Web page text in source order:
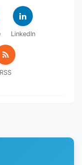
LinkedIn
RSS